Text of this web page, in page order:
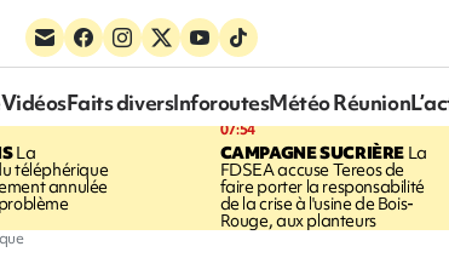
VidéosFaits diversInforoutesMétéo Réunion
La
téléphérique
annulée
07:54
CAMPAGNE SUCRIÈRE La
FDSEA accuse Tereos de
faire porter la responsabilité
de la crise à l'usine de Bois-
Rouge, aux planteurs